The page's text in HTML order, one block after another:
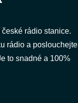
rádio stanice.
rádio a poslouchejte
to snadné a 100%